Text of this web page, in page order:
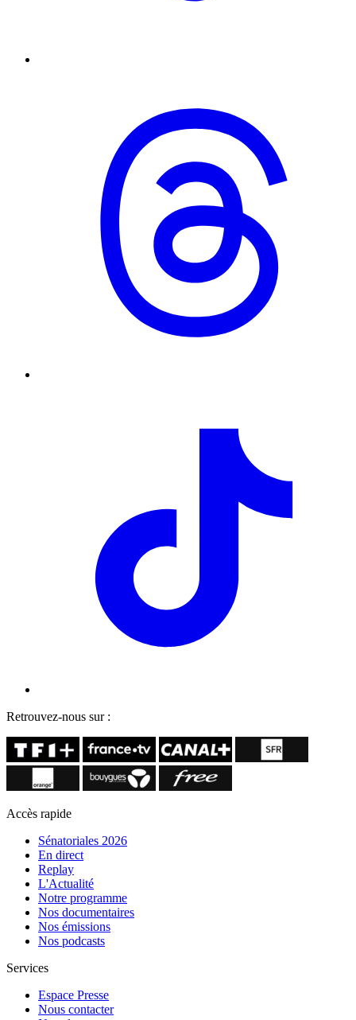
Retrouvez-nous sur :
Accès rapide
Sénatoriales 2026
En direct
Replay
L'Actualité
Notre programme
Nos documentaires
Nos émissions
Nos podcasts
Services
Espace Presse
Nous contacter